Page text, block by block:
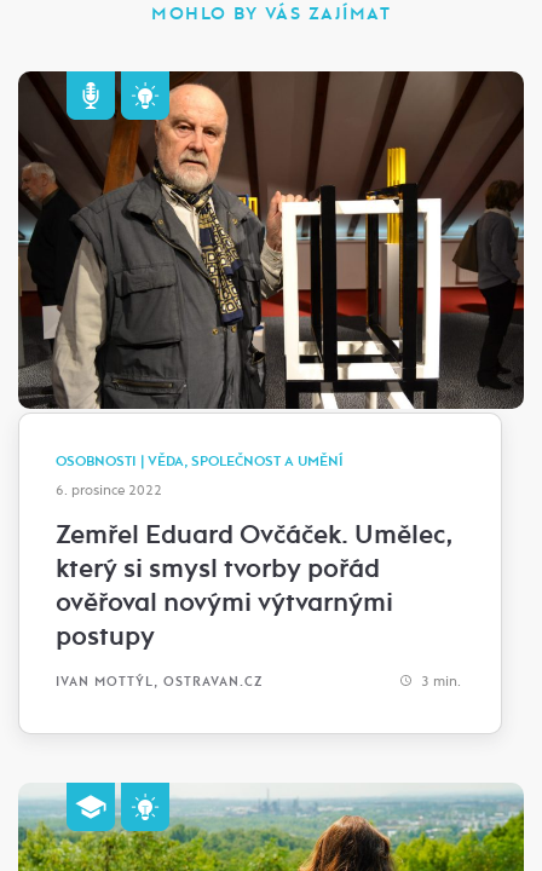
MOHLO BY VÁS ZAJÍMAT
OSOBNOSTI | VĚDA, SPOLEČNOST A UMĚNÍ
6. prosince 2022
Zemřel Eduard Ovčáček. Umělec,
který si smysl tvorby pořád
ověřoval novými výtvarnými
postupy
IVAN MOTTÝL, OSTRAVAN.CZ 3 min.